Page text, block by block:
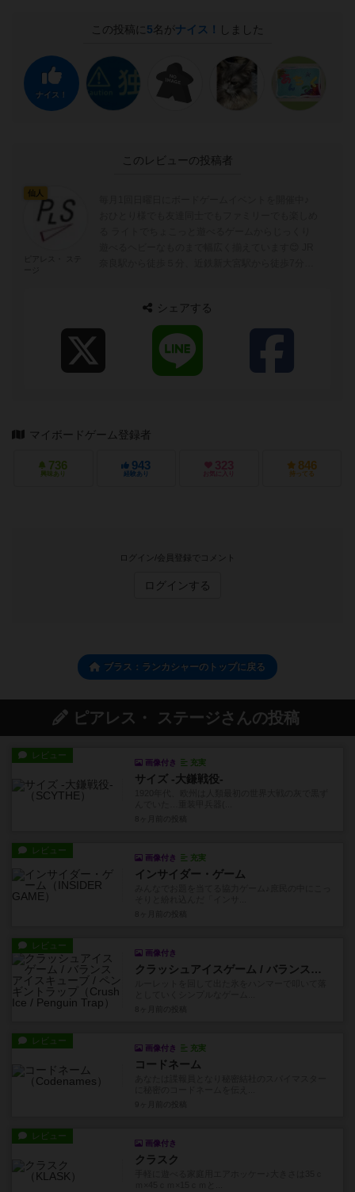
この投稿に 5名がナイス！ しました
ナイス！
このレビューの投稿者
仙人
シェアする
マイボードゲーム登録者
736
興味あり
943
経験あり
323
お気に入り
846
持ってる
ログイン/会員登録でコメント
ログインする
ブラス：ランカシャーのトップに戻る
ピアレス・ ステージさんの投稿
レビュー
画像付き 充実
サイズ -大鎌戦役-
レビュー
画像付き 充実
インサイダー・ゲーム
レビュー
画像付き
クラッシュアイスゲーム / バランスアイスキューブ / ペンギントラップ
レビュー
画像付き 充実
コードネーム
レビュー
画像付き
クラスク